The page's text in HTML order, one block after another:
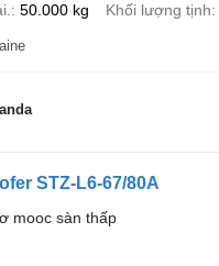
50.000 kg Khối lượng tịnh
STZ-L6-67/80A
mooc sàn thấp